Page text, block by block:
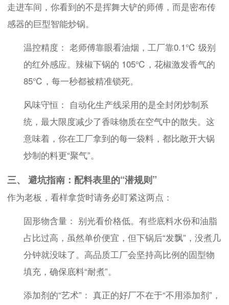
走进车间，你看到的不是挥舞大铲的师傅，而是密布传
感器的巨型智能炒锅。
温控精度： 老师傅靠眼看油烟，工厂靠0.1℃ 级别
的红外感应。辣椒下锅的 105℃，花椒激发香气的
85℃，每一秒都被精准锁死。
风味守恒： 自动化生产线采用的是全封闭炒制系
统，最大限度减少了香味物质在空气中的散失。这
意味着，你在工厂拿到的每一袋料，都比敞开大锅
炒制的料更“聚气”。
三、 避坑指南：配料表里的“潜规则”
作为老板，看样拿货时请务必盯紧这两点：
固形物含量： 别光看价格低。有些底料水份和油脂
占比过高，虽然单价便宜，但下锅后“发飘”，没煮几
分钟就没味了。高品质工厂会坚持高比例的固型物
填充，确保底料“耐煮”。
添加剂的“艺术”： 真正的好厂不在于“不用添加剂”，